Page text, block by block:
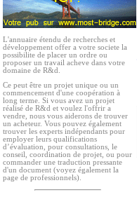
L'annuaire étendu de recherches et
développement offer a votre societe la
possibilite de placer un ordre ou
proposer un travail acheve dans votre
domaine de R&d.
Ce peut être un projet unique ou un
commencement d'une coopération à
long terme. Si vous avez un projet
réalisé de R&d et voulez l'offrir a
vendre, nous vous aiderons de trouver
un acheteur. Vous pouvez également
trouver les experts indépendants pour
employer leurs qualifications
d’évaluation, pour consultations, le
conseil, coordination de projet, ou pour
commander une traduction pressante
d'un document (voyez également la
page de professionnels).